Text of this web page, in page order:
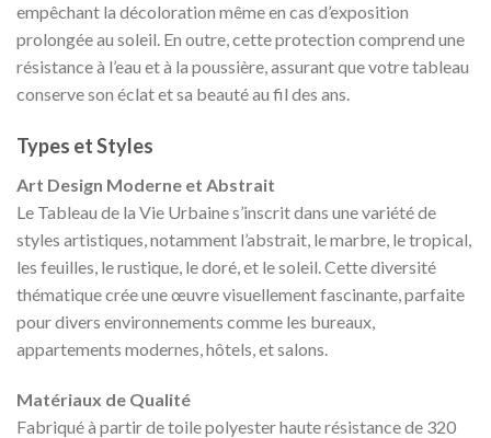
empêchant la décoloration même en cas d’exposition
prolongée au soleil. En outre, cette protection comprend une
résistance à l’eau et à la poussière, assurant que votre tableau
conserve son éclat et sa beauté au fil des ans.
Types et Styles
Art Design Moderne et Abstrait
Le Tableau de la Vie Urbaine s’inscrit dans une variété de
styles artistiques, notamment l’abstrait, le marbre, le tropical,
les feuilles, le rustique, le doré, et le soleil. Cette diversité
thématique crée une œuvre visuellement fascinante, parfaite
pour divers environnements comme les bureaux,
appartements modernes, hôtels, et salons.
Matériaux de Qualité
Fabriqué à partir de toile polyester haute résistance de 320